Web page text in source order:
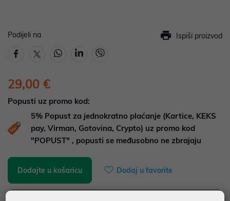
Podijeli na Ispiši proizvod
29,00 €
Popusti uz promo kod:
5% Popust za jednokratno plaćanje (Kartice, KEKS
pay, Virman, Gotovina, Crypto) uz promo kod
"POPUST" , popusti se međusobno ne zbrajaju
Dodajte u košaricu Dodaj u favorite